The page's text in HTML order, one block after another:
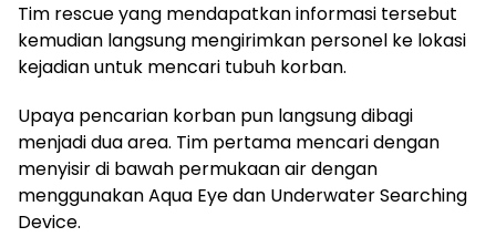
Tim rescue yang mendapatkan informasi tersebut
kemudian langsung mengirimkan personel ke lokasi
kejadian untuk mencari tubuh korban.
Upaya pencarian korban pun langsung dibagi
menjadi dua area. Tim pertama mencari dengan
menyisir di bawah permukaan air dengan
menggunakan Aqua Eye dan Underwater Searching
Device.